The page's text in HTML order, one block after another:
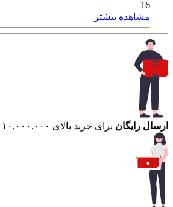
16
مشاهده بیشتر
ارسال رایگان برای خرید بالای ۱۰,۰۰۰,۰۰۰ تومان